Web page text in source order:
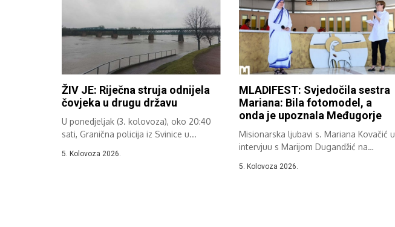
ŽIV JE: Riječna struja odnijela
čovjeka u drugu državu
U ponedjeljak (3. kolovoza), oko 20:40
sati, Granična policija iz Svinice u...
5. Kolovoza 2026.
MLADIFEST: Svjedočila sestra
Mariana: Bila fotomodel, a
onda je upoznala Međugorje
Misionarska ljubavi s. Mariana Kovačić u
intervjuu s Marijom Dugandžić na
5. Kolovoza 2026.